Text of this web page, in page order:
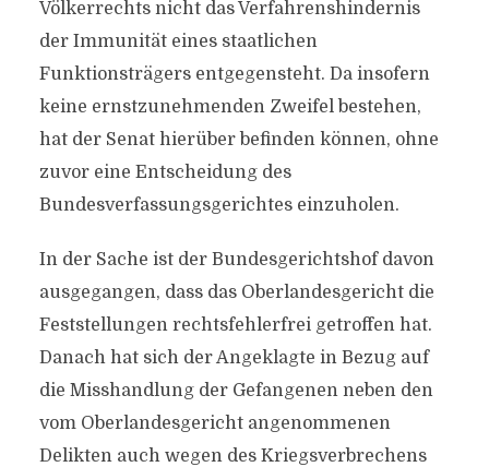
Völkerrechts nicht das Verfahrenshindernis
der Immunität eines staatlichen
Funktionsträgers entgegensteht. Da insofern
keine ernstzunehmenden Zweifel bestehen,
hat der Senat hierüber befinden können, ohne
zuvor eine Entscheidung des
Bundesverfassungsgerichtes einzuholen.
In der Sache ist der Bundesgerichtshof davon
ausgegangen, dass das Oberlandesgericht die
Feststellungen rechtsfehlerfrei getroffen hat.
Danach hat sich der Angeklagte in Bezug auf
die Misshandlung der Gefangenen neben den
vom Oberlandesgericht angenommenen
Delikten auch wegen des Kriegsverbrechens